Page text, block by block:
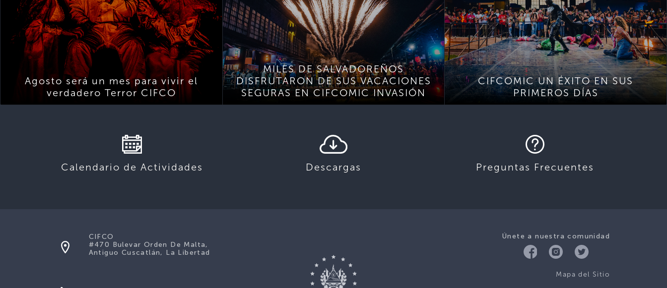
Agosto será un mes para vivir el
verdadero Terror CIFCO
MILES DE SALVADOREÑOS
DISFRUTARON DE SUS VACACIONES
SEGURAS EN CIFCOMIC INVASIÓN
CIFCOMIC UN ÉXITO EN SUS
PRIMEROS DÍAS
Calendario de Actividades Descargas Preguntas Frecuentes
Únete a nuestra comunidad
Mapa del Sitio
CIFCO
#470 Bulevar Orden De Malta,
Antiguo Cuscatlán, La Libertad